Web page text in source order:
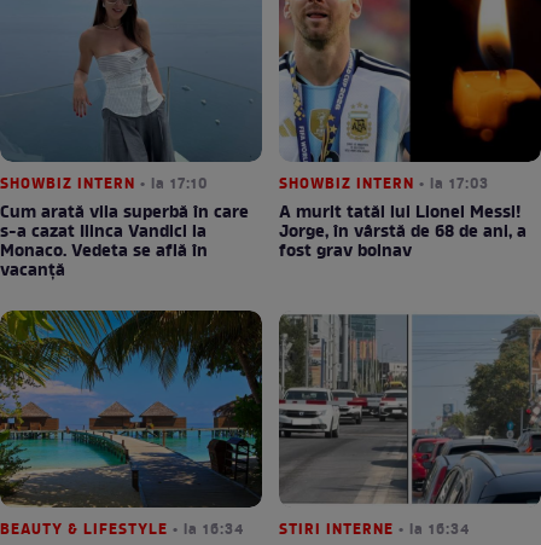
SHOWBIZ INTERN • la 17:10
Cum arată vila superbă în care
s-a cazat Ilinca Vandici la
Monaco. Vedeta se află în
vacanță
SHOWBIZ INTERN • la 17:03
A murit tatăl lui Lionel Messi!
Jorge, în vârstă de 68 de ani, a
fost grav bolnav
BEAUTY & LIFESTYLE • la 16:34 STIRI INTERNE • la 16:34